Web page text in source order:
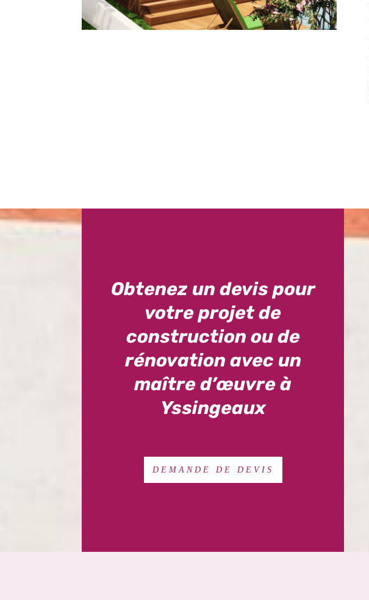
Obtenez un devis pour
votre projet de
construction ou de
rénovation avec un
maître d’œuvre à
Yssingeaux
DEMANDE DE DEVIS